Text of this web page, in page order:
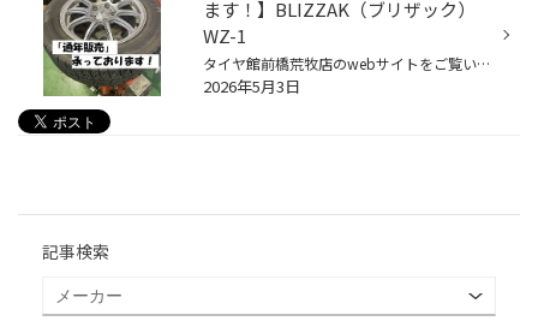
ます！】BLIZZAK（ブリザック）
WZ-1
タイヤ館前橋荒牧店のwebサイトをご覧いただきまして誠にありがとうございます。 今回は時期早々ですが「スタッドレスタイヤ交換」のご紹介です。 、、、と言っても、モチロン装着するという事ではなく 来冬に備えてのご準備です。 まず当店では夏⇔冬タイヤへの履き替え作業時に、お付けするタイヤ...
2026年5月3日
記事検索